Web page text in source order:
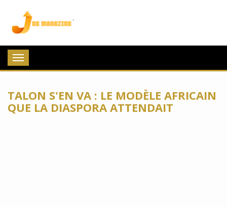
Toggle
navigation
TALON S'EN VA : LE MODÈLE AFRICAIN
QUE LA DIASPORA ATTENDAIT